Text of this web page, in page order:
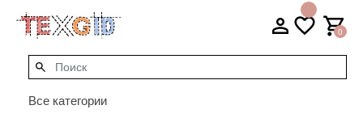
0
Все категории